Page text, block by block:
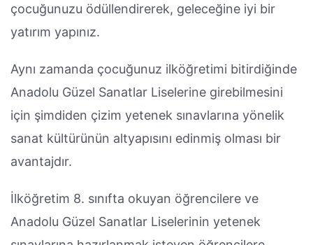
çocuğunuzu ödüllendirerek, geleceğine iyi bir
yatırım yapınız.
Aynı zamanda çocuğunuz ilköğretimi bitirdiğinde
Anadolu Güzel Sanatlar Liselerine girebilmesini
için şimdiden çizim yetenek sınavlarına yönelik
sanat kültürünün altyapısını edinmiş olması bir
avantajdır.
İlköğretim 8. sınıfta okuyan öğrencilere ve
Anadolu Güzel Sanatlar Liselerinin yetenek